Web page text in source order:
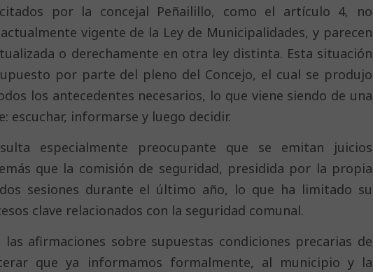
por la concejal Peñailillo, como el artículo 4, no
vigente de la Ley de Municipalidades, y parecen
o derechamente en otra ley distinta. Esta situación
por parte del pleno del Concejo, el cual se produjo
los antecedentes necesarios, lo que viene siendo de una
escuchar, informarse y luego decidir.
especialmente preocupante que se emitan juicios
que la comisión de seguridad, presidida por la propia
sesiones durante el último año, lo que ha limitado su
clave relacionados con la seguridad comunal.
afirmaciones sobre supuestas condiciones precarias de
que ya informamos formalmente, al municipio y la